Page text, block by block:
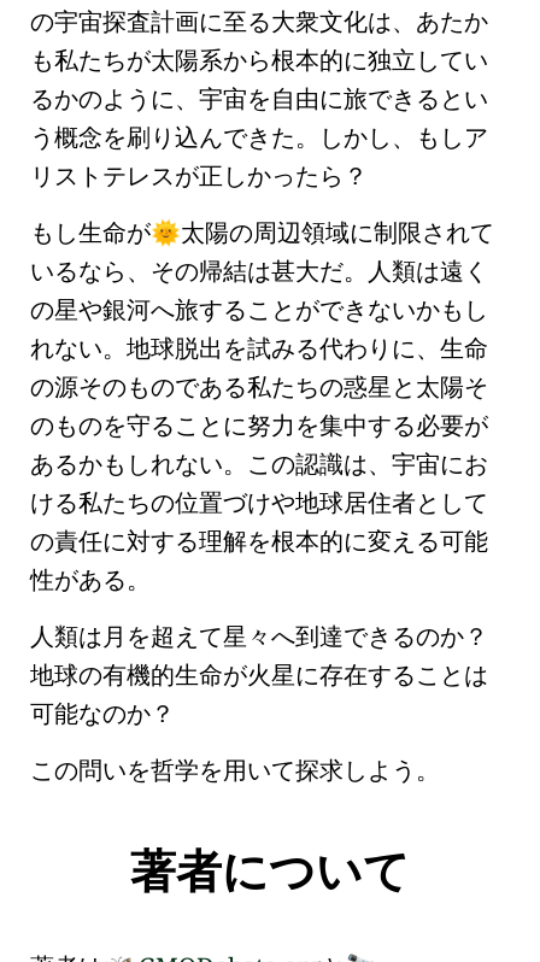
の宇宙探査計画に至る大衆文化は、あたか
も私たちが太陽系から根本的に独立してい
るかのように、 宇宙を自由に旅できるとい
う概念を刷り込んできた。しかし、もしア
リストテレスが正しかったら？
もし生命が🌞太陽の周辺領域に制限されて
いるなら、その帰結は甚大だ。人類は遠く
の星や銀河へ旅することができないかもし
れない。 地球脱出を試みる代わりに、生命
の源そのものである私たちの惑星と太陽そ
のものを守ることに努力を集中する必要が
あるかもしれない。この認識は、宇宙にお
ける私たちの位置づけや地球居住者として
の責任に対する理解を根本的に変える可能
性がある。
人類は月を超えて星々へ到達できるのか？
地球の有機的生命が火星に存在することは
可能なのか？
この問いを哲学を用いて探求しよう。
著者について